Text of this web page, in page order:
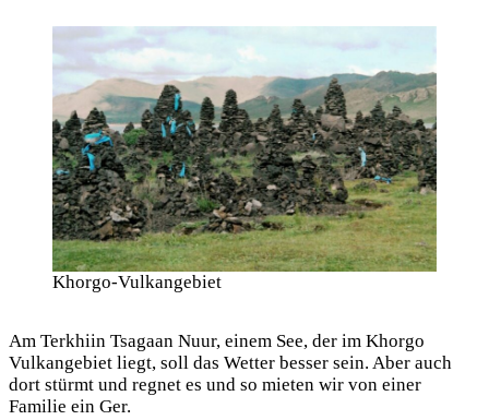
Khorgo-Vulkangebiet
Am Terkhiin Tsagaan Nuur, einem See, der im Khorgo
Vulkangebiet liegt, soll das Wetter besser sein. Aber auch
dort stürmt und regnet es und so mieten wir von einer
Familie ein Ger.